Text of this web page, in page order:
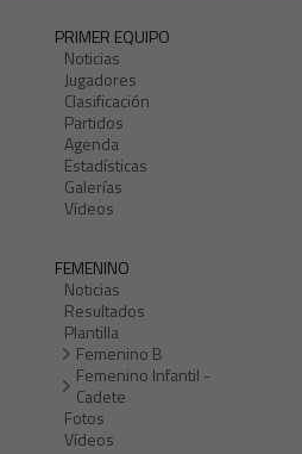
PRIMER EQUIPO
Noticias
Jugadores
Clasificación
Partidos
Agenda
Estadísticas
Galerías
Vídeos
FEMENINO
Noticias
Resultados
Plantilla
Femenino B
Femenino Infantil -
Cadete
Fotos
Vídeos